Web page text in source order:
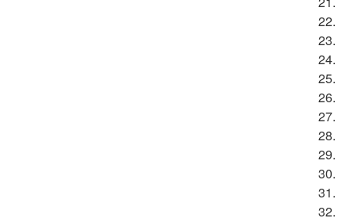
22.
23.
24.
25.
26.
27.
28.
29.
30.
31.
32.